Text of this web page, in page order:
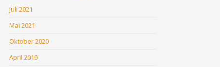
Juli 2021
Mai 2021
Oktober 2020
April 2019